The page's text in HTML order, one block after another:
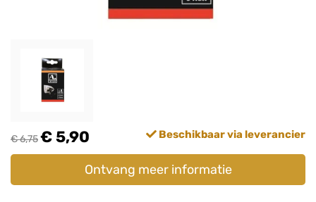
€ 6,75€ 5,90 Beschikbaar via leverancier
Ontvang meer informatie